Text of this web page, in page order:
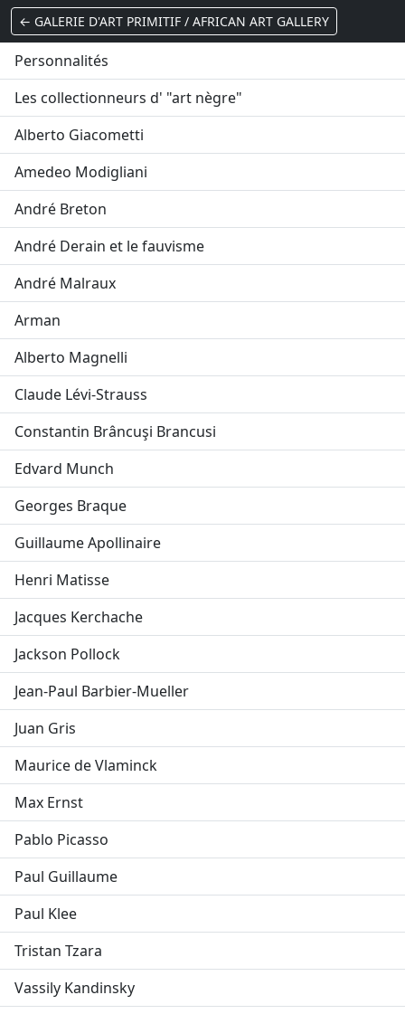
← GALERIE D'ART PRIMITIF / AFRICAN ART GALLERY
Personnalités
Les collectionneurs d' "art nègre"
Alberto Giacometti
Amedeo Modigliani
André Breton
André Derain et le fauvisme
André Malraux
Arman
Alberto Magnelli
Claude Lévi-Strauss
Constantin Brâncuşi Brancusi
Edvard Munch
Georges Braque
Guillaume Apollinaire
Henri Matisse
Jacques Kerchache
Jackson Pollock
Jean-Paul Barbier-Mueller
Juan Gris
Maurice de Vlaminck
Max Ernst
Pablo Picasso
Paul Guillaume
Paul Klee
Tristan Tzara
Vassily Kandinsky